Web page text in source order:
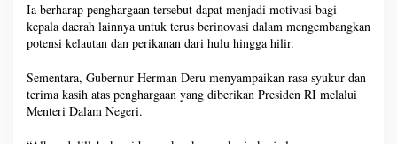
Ia berharap penghargaan tersebut dapat menjadi motivasi bagi
kepala daerah lainnya untuk terus berinovasi dalam mengembangkan
potensi kelautan dan perikanan dari hulu hingga hilir.
Sementara, Gubernur Herman Deru menyampaikan rasa syukur dan
terima kasih atas penghargaan yang diberikan Presiden RI melalui
Menteri Dalam Negeri.